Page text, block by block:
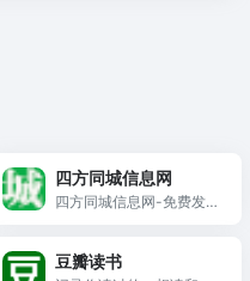
四方同城信息网
四方同城信息网-免费发布
费招聘,兼职招聘,租房子,
豆瓣读书